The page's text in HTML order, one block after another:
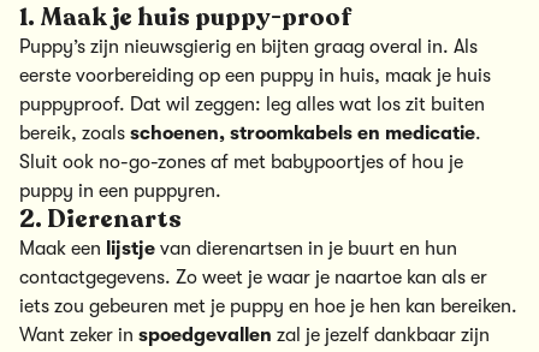
1. Maak je huis puppy-proof
Puppy’s zijn nieuwsgierig en bijten graag overal in. Als
eerste voorbereiding op een puppy in huis, maak je huis
puppyproof. Dat wil zeggen: leg alles wat los zit buiten
bereik, zoals schoenen, stroomkabels en medicatie.
Sluit ook no-go-zones af met babypoortjes of hou je
puppy in een puppyren.
2. Dierenarts
Maak een lijstje van dierenartsen in je buurt en hun
contactgegevens. Zo weet je waar je naartoe kan als er
iets zou gebeuren met je puppy en hoe je hen kan bereiken.
Want zeker in spoedgevallen zal je jezelf dankbaar zijn